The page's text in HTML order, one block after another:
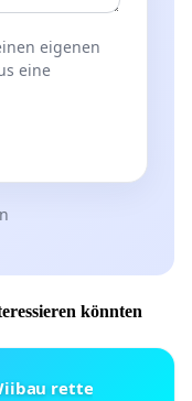
eigenen
eine
könnten
rette